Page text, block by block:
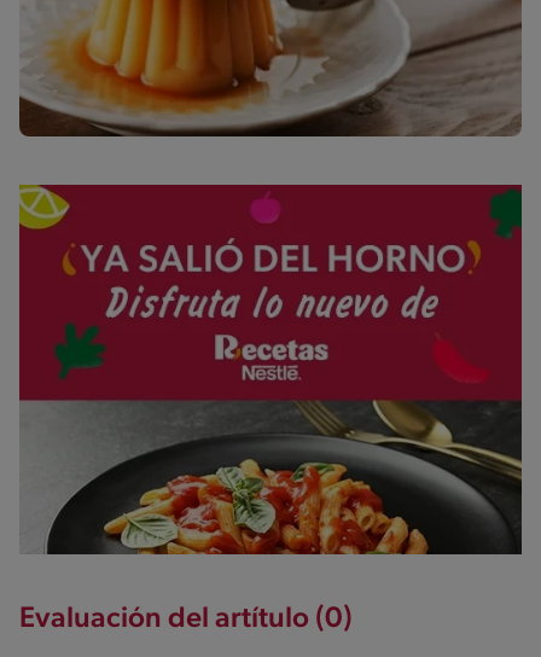
Evaluación del artítulo (0)